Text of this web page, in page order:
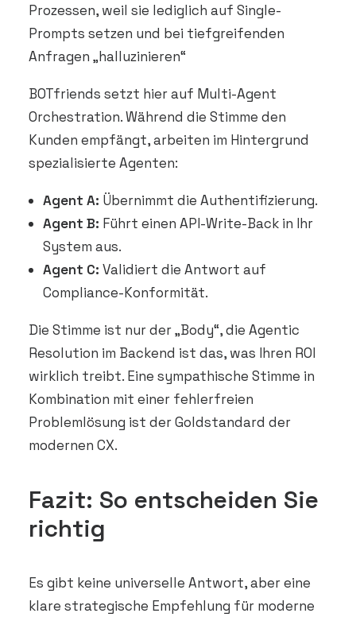
Prozessen, weil sie lediglich auf Single-
Prompts setzen und bei tiefgreifenden
Anfragen „halluzinieren“
BOTfriends setzt hier auf Multi-Agent
Orchestration. Während die Stimme den
Kunden empfängt, arbeiten im Hintergrund
spezialisierte Agenten:
Agent A: Übernimmt die Authentifizierung.
Agent B: Führt einen API-Write-Back in Ihr
System aus.
Agent C: Validiert die Antwort auf
Compliance-Konformität.
Die Stimme ist nur der „Body“, die Agentic
Resolution im Backend ist das, was Ihren ROI
wirklich treibt. Eine sympathische Stimme in
Kombination mit einer fehlerfreien
Problemlösung ist der Goldstandard der
modernen CX.
Fazit: So entscheiden Sie
richtig
Es gibt keine universelle Antwort, aber eine
klare strategische Empfehlung für moderne